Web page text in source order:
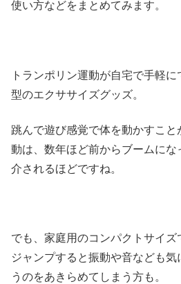
使い方などをまとめてみます。
トランポリン運動が自宅で手軽
型のエクササイズグッズ。
跳んで遊び感覚で体を動かすこ
動は、数年ほど前からブームに
介されるほどですね。
でも、家庭用のコンパクトサイズ
ジャンプすると振動や音なども
うのをあきらめてしまう方も。